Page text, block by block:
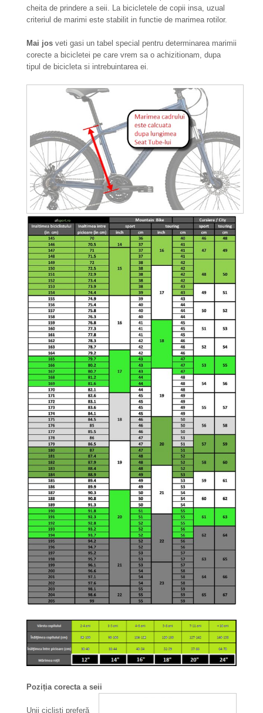
cheita de prindere a seii. La bicicletele de copii insa, uzual
criteriul de marimi este stabilit in functie de marimea rotilor.
Mai jos veti gasi un tabel special pentru determinarea marimii
corecte a bicicletei pe care vrem sa o achizitionam, dupa
tipul de bicicleta si intrebuintarea ei.
Poziția corecta a seii
Unii cicliști preferă